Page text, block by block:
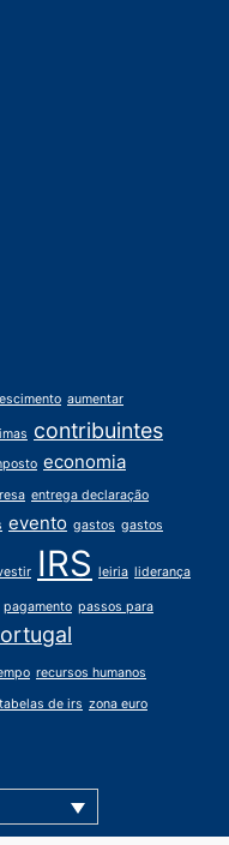
aumentar
contribuintes
economia
entrega declaração
evento gastos gastos
IRS leiria liderança
pagamento passos para
recursos humanos
tabelas de irs zona euro